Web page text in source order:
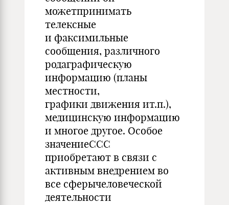
можетпринимать
телексные
и факсимильные
сообщения, различного
родаграфическую
информацию (планы
местности,
графики движения ит.п.),
медицинскую информацию
и многое другое. Особое
значениеССС
приобретают в связи с
активным внедрением во
все сферычеловеческой
деятельности